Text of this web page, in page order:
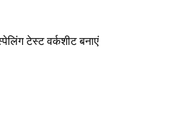
टेस्ट वर्कशीट बनाएं